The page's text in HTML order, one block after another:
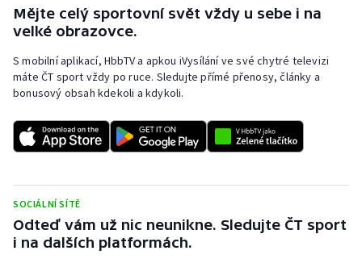
Volejbal
Mějte celý sportovní svět vždy u sebe i na
velké obrazovce.
S mobilní aplikací, HbbTV a apkou iVysílání ve své chytré televizi
máte ČT sport vždy po ruce. Sledujte přímé přenosy, články a
bonusový obsah kdekoli a kdykoli.
SOCIÁLNÍ SÍTĚ
Odteď vám už nic neunikne. Sledujte ČT sport
i na dalších platformách.